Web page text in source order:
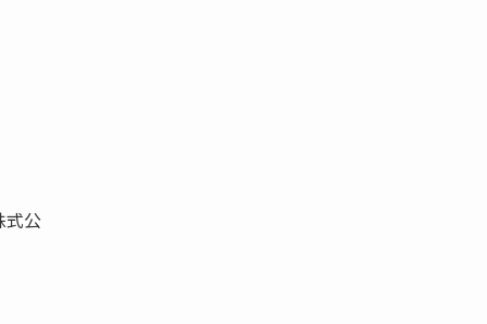
式公